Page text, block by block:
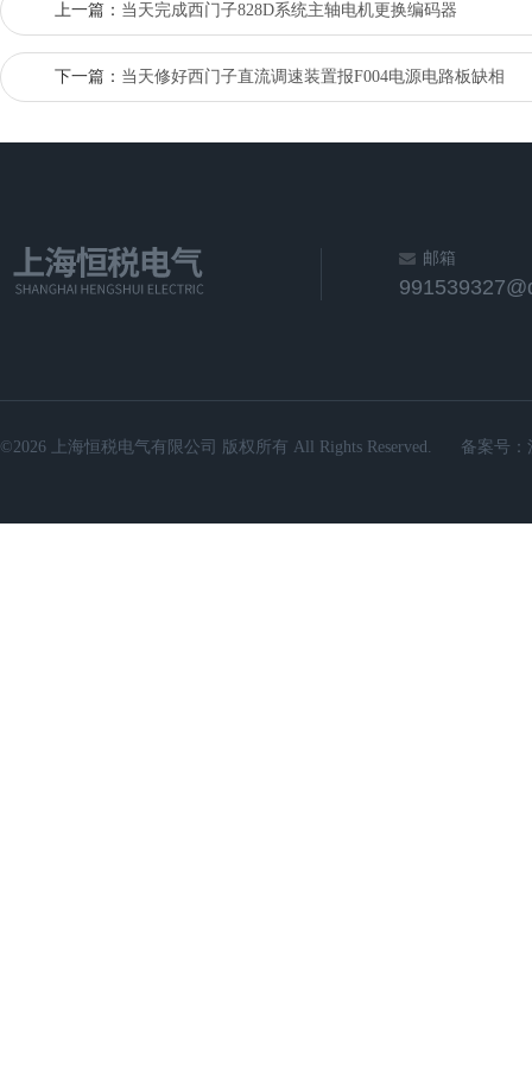
上一篇： 当天完成西门子828D系统主轴电机更换编码器
下一篇： 当天修好西门子直流调速装置报F004电源电路板缺相
邮箱
©2026 上海恒税电气有限公司 版权所有 All Rights Reserved. 备案号：